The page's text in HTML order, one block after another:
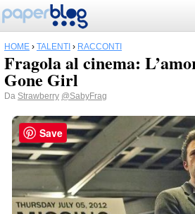
HOME › TALENTI › RACCONTI
Fragola al cinema:
Gone Girl
Da Strawberry @SabyFrag
Save